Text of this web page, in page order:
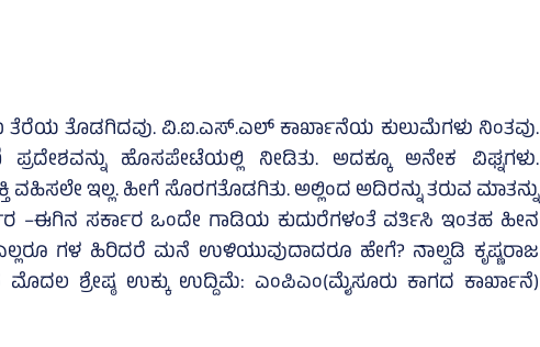
ತೆರೆಯ ತೊಡಗಿದವು. ವಿ.ಐ.ಎಸ್.ಎಲ್ ಕಾರ್ಖಾನೆಯ ಕುಲುಮೆಗಳು ನಿಂತವು.
ಹೊಸಪೇಟೆಯಲ್ಲಿ ನೀಡಿತು. ಅದಕ್ಕೂ ಅನೇಕ ವಿಘ್ನಗಳು.
ವಹಿಸಲೇ ಇಲ್ಲ. ಹೀಗೆ ಸೊರಗತೊಡಗಿತು. ಅಲ್ಲಿಂದ ಅದಿರನ್ನು ತರುವ ಮಾತನ್ನು
–ಈಗಿನ ಸರ್ಕಾರ ಒಂದೇ ಗಾಡಿಯ ಕುದುರೆಗಳಂತೆ ವರ್ತಿಸಿ ಇಂತಹ ಹೀನ
ಎಲ್ಲರೂ ಗಳ ಹಿರಿದರೆ ಮನೆ ಉಳಿಯುವುದಾದರೂ ಹೇಗೆ? ನಾಲ್ವಡಿ ಕೃಷ್ಣರಾಜ
ಶ್ರೇಷ್ಠ ಉಕ್ಕು ಉದ್ದಿಮೆ: ಎಂಪಿಎಂ(ಮೈಸೂರು ಕಾಗದ ಕಾರ್ಖಾನೆ)